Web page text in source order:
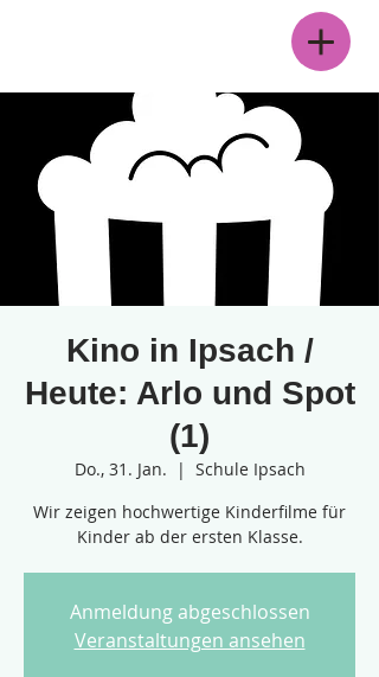
Kino in Ipsach /
Heute: Arlo und Spot
(1)
Do., 31. Jan.
  |
Schule Ipsach
Wir zeigen hochwertige Kinderfilme für
Kinder ab der ersten Klasse.
Anmeldung abgeschlossen
Veranstaltungen ansehen